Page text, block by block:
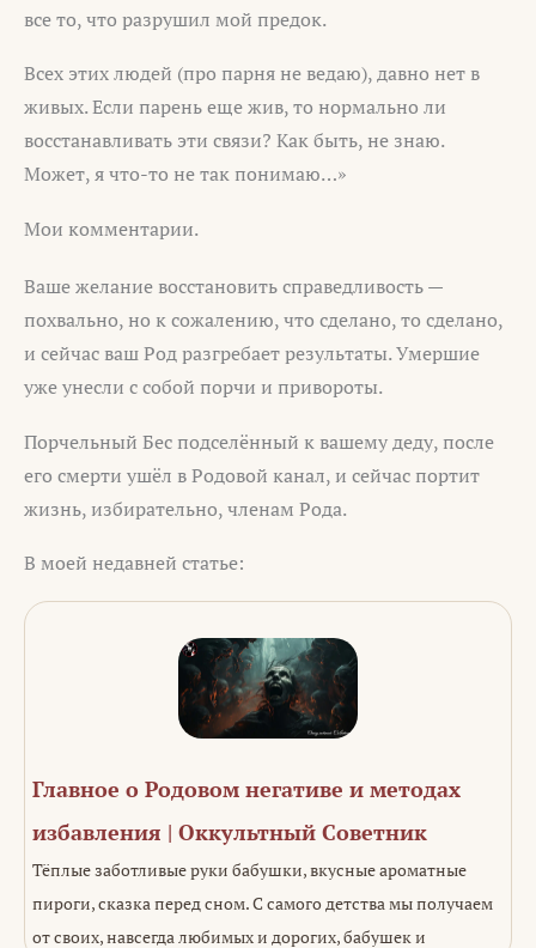
все то, что разрушил мой предок.
Всех этих людей (про парня не ведаю), давно нет в
живых. Если парень еще жив, то нормально ли
восстанавливать эти связи? Как быть, не знаю.
Может, я что-то не так понимаю…»
Мои комментарии.
Ваше желание восстановить справедливость —
похвально, но к сожалению, что сделано, то сделано,
и сейчас ваш Род разгребает результаты. Умершие
уже унесли с собой порчи и привороты.
Порчельный Бес подселённый к вашему деду, после
его смерти ушёл в Родовой канал, и сейчас портит
жизнь, избирательно, членам Рода.
В моей недавней статье:
Главное о Родовом негативе и методах
избавления | Оккультный Советник
Тёплые заботливые руки бабушки, вкусные ароматные
пироги, сказка перед сном. С самого детства мы получаем
от своих, навсегда любимых и дорогих, бабушек и